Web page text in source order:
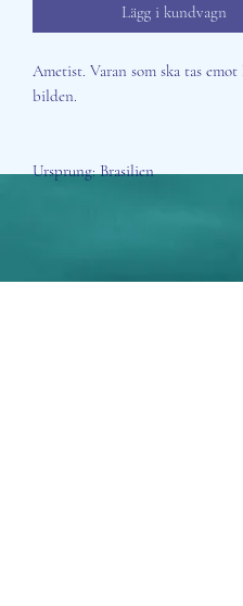
Lägg i kundvagn
Ametist. Varan som ska tas
bilden.
Ursprung: Brasilien
Aisosa